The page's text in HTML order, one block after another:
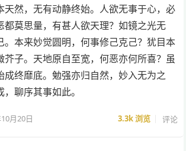
天然，无有动静终始。人欲无事于心，必
都莫思量，有甚人欲天理？如镜之光无
。本来妙觉圆明，何事修己克己？犹目本
芥子。天地原自至宽，何恶亦何所喜？虽
成终靡底。勉强亦归自然，妙入无为之
聊序其事如此。
月20日 3.3k浏览 评论